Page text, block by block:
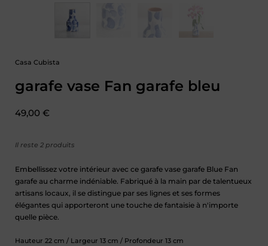
Casa Cubista
garafe vase Fan garafe bleu
Prix :
49,00 €
Il reste 2 produits
Embellissez votre intérieur avec ce garafe vase garafe Blue Fan
garafe au charme indéniable. Fabriqué à la main par de talentueux
artisans locaux, il se distingue par ses lignes et ses formes
élégantes qui apporteront une touche de fantaisie à n'importe
quelle pièce.
Hauteur 22 cm / Largeur 13 cm / Profondeur 13 cm